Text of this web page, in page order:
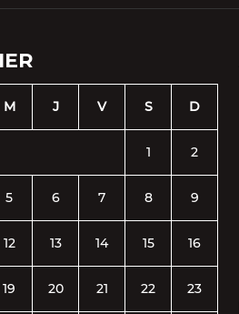
M J V S D
1 2
5 6 7 8 9
12 13 14 15 16
19 20 21 22 23